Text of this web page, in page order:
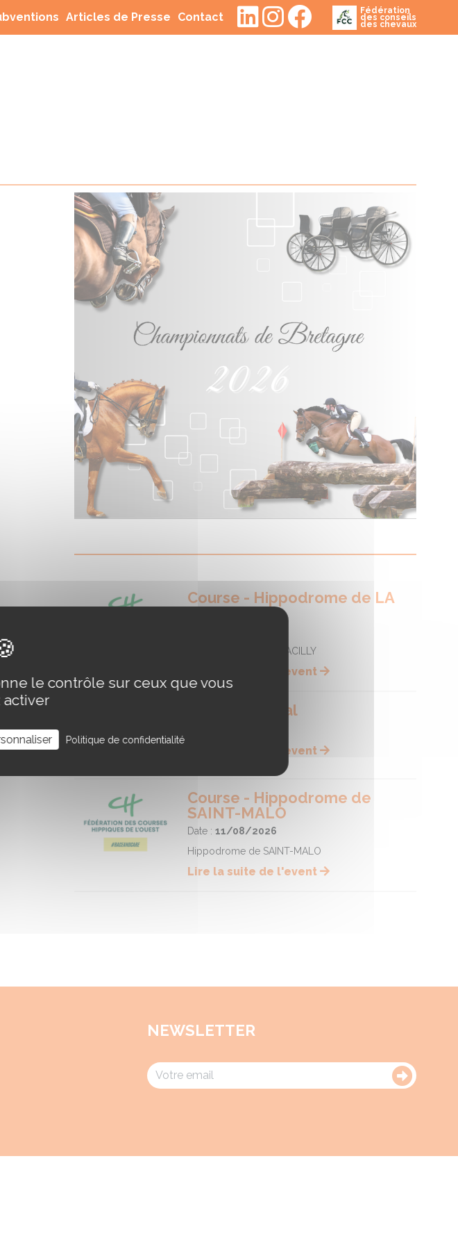
(current)
Articles de Presse (current)
Contact(current) Fédération
des conseils
des chevaux
Course - Hippodrome de LA
Hippodrome de LA GACILLY
Lire la suite de l'event
Fête du cheval
Lire la suite de l'event
Course - Hippodrome de
SAINT-MALO
Date :11/08/2026
Hippodrome de SAINT-MALO
Lire la suite de l'event
NEWSLETTER
le contrôle sur ceux que vous
activer
Politique de confidentialité